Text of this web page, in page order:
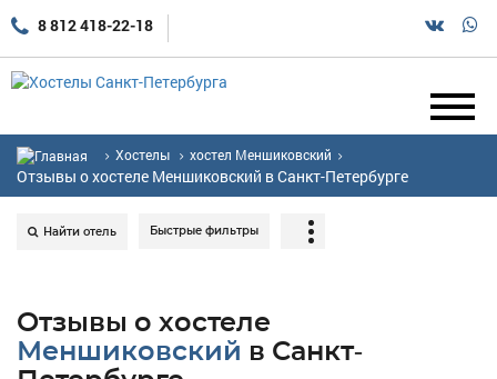
8 812 418-22-18
Хостелы хостел Меншиковский
Отзывы о хостеле Меншиковский в Санкт-Петербурге
Найти отель Быстрые фильтры
Отзывы о хостеле
Меншиковский в Санкт-